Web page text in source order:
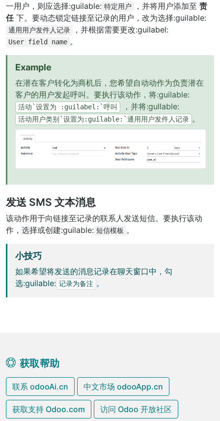
一用户，则应选择:guilable: 特定用户 ，并将用户添加至 责
任下。要动态锁定链接至记录的用户，改为选择:guilable:
通用用户发件人记录 ，并根据需要更改:guilabel:
User field name 。
Example
在潜在客户转化为商机后，您希望自动动作为负责潜在
客户的用户发起呼叫。要执行该动作，将:guilable:
活动`设置为 :guilabel:`呼叫 ，并将:gullable:
活动用户类别`设置为:guilable:`通用用户发件人记录 。
发送 SMS 文本消息
该动作用于向链接至记录的联系人发送短信。要执行该动
作，选择或创建:guilable: 短信模板 。
小技巧
如果希望将发送的消息记录在聊天窗口中，勾
选:guilable: 记录为备注 。
获取帮助
联系 odooAi.cn 中文市场 odooApp.cn
获取支持 Odoo.com 访问 Odoo 开放社区